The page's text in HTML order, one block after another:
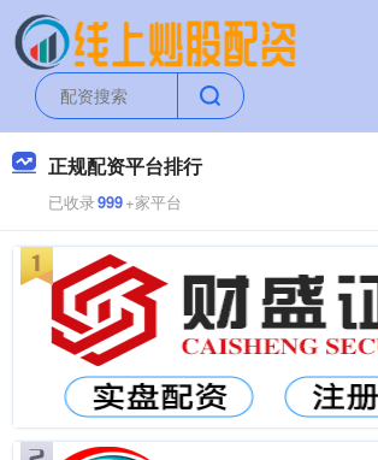
正规配资平台排行
已收录999+家平台